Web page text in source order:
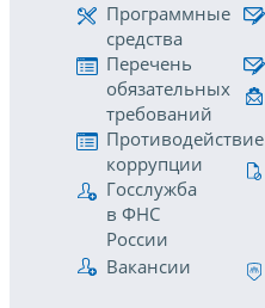
Программные
средства
Перечень
обязательных
требований
Противодействие
коррупции
Госслужба
в ФНС
России
Вакансии